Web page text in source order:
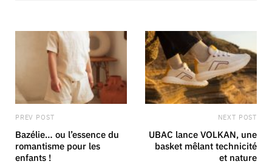
PREV POST
Bazélie… ou l’essence du
romantisme pour les
enfants !
NEXT POST
UBAC lance VOLKAN, une
basket mêlant technicité
et nature